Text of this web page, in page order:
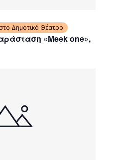
«Meek one»,
Δημοτικό Θέατρο